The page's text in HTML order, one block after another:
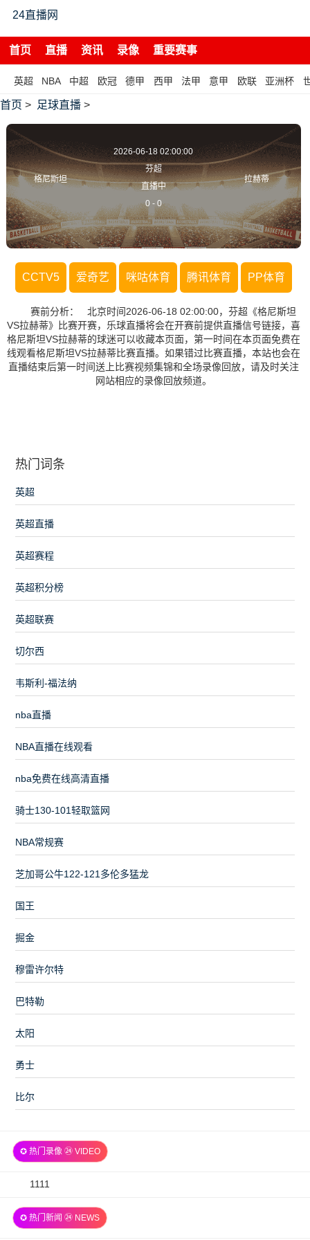
24直播网
首页 直播 资讯 录像 重要赛事
英超 NBA 中超 欧冠 德甲 西甲 法甲 意甲 欧联 亚洲杯
首页 > 足球直播 >
格尼斯坦
2026-06-18 02:00:00
芬超
直播中
0 - 0
拉赫蒂
CCTV5 爱奇艺 咪咕体育 腾讯体育 PP体育
赛前分析： 北京时间2026-06-18 02:00:00，芬超《格尼斯坦
VS拉赫蒂》比赛开赛，乐球直播将会在开赛前提供直播信号链接，喜
格尼斯坦VS拉赫蒂的球迷可以收藏本页面，第一时间在本页面免费在
线观看格尼斯坦VS拉赫蒂比赛直播。如果错过比赛直播，本站也会在
直播结束后第一时间送上比赛视频集锦和全场录像回放，请及时关注
网站相应的录像回放频道。
热门词条
英超
英超直播
英超赛程
英超积分榜
英超联赛
切尔西
韦斯利-福法纳
nba直播
NBA直播在线观看
nba免费在线高清直播
骑士130-101轻取篮网
NBA常规赛
芝加哥公牛122-121多伦多猛龙
国王
掘金
穆雷许尔特
巴特勒
太阳
勇士
比尔
✪ 热门录像 ㉔ VIDEO
2026-
06
1111
✪ 热门新闻 ㉔ NEWS